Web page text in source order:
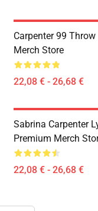
Carpenter 99
Merch Store
22,08 € - 26,68 €
Sabrina Carpenter
Premium Merch
22,08 € - 26,68 €